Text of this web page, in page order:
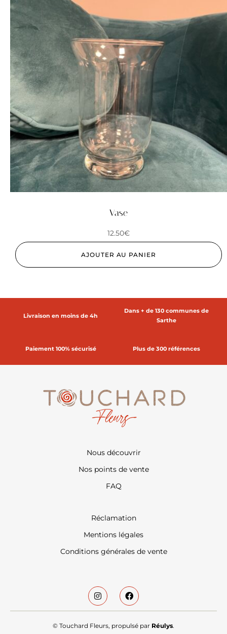
Vase
12.50€
AJOUTER AU PANIER
Livraison en moins de 4h
Dans + de 130 communes de
Sarthe
Paiement 100% sécurisé Plus de 300 références
Nous découvrir
Nos points de vente
FAQ
Réclamation
Mentions légales
Conditions générales de vente
© Touchard Fleurs, propulsé par Réulys.